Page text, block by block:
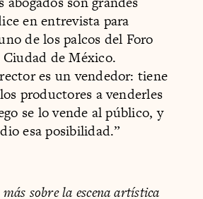
en entrevista para
de los palcos del Foro
de México.
es un vendedor: tiene
productores a venderles
se lo vende al público, y
esa posibilidad.”
sobre la escena artística